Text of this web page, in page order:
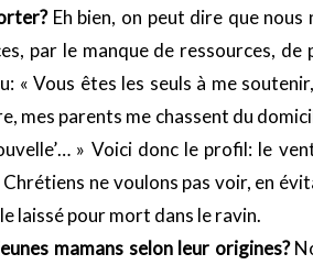
Eh bien, on peut dire que nous
par le manque de ressources,
« Vous êtes les seuls à me
mes parents me chassent du
» Voici donc le profil: le
ne voulons pas voir, en
laissé pour mort dans le ravin.
mamans selon leur origines?